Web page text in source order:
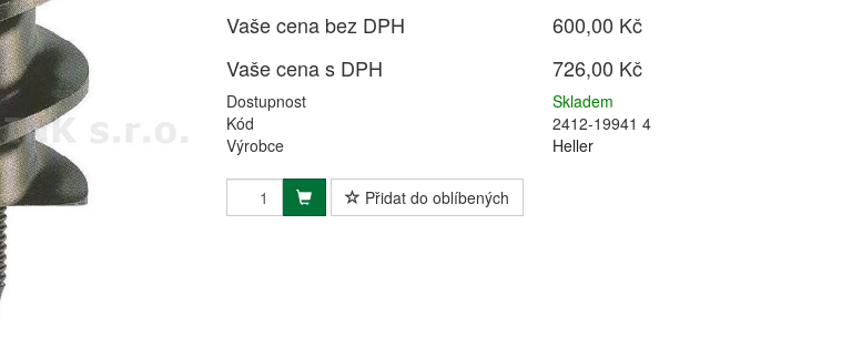
Vaše cena bez DPH
600,00 Kč
Vaše cena s DPH
726,00 Kč
Dostupnost
Skladem
Kód
2412-19941 4
Výrobce
Heller
Přidat do oblíbených